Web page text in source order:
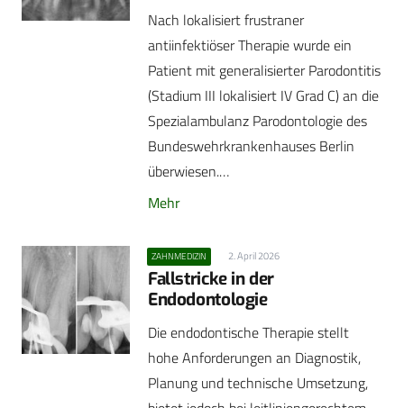
Nach lokalisiert frustraner
antiinfektiöser Therapie wurde ein
Patient mit generalisierter Parodontitis
(Stadium III lokalisiert IV Grad C) an die
Spezialambulanz Parodontologie des
Bundeswehrkrankenhauses Berlin
überwiesen.…
Mehr
ZAHNMEDIZIN 2. April 2026
Fallstricke in der
Endodontologie
Die endodontische Therapie stellt
hohe Anforderungen an Diagnostik,
Planung und technische Umsetzung,